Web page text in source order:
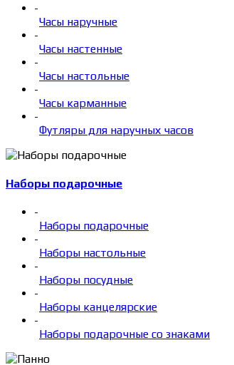
-
Часы наручные
-
Часы настенные
-
Часы настольные
-
Часы карманные
-
Футляры для наручных часов
Наборы подарочные
-
Наборы подарочные
-
Наборы настольные
-
Наборы посудные
-
Наборы канцелярские
-
Наборы подарочные со знаками